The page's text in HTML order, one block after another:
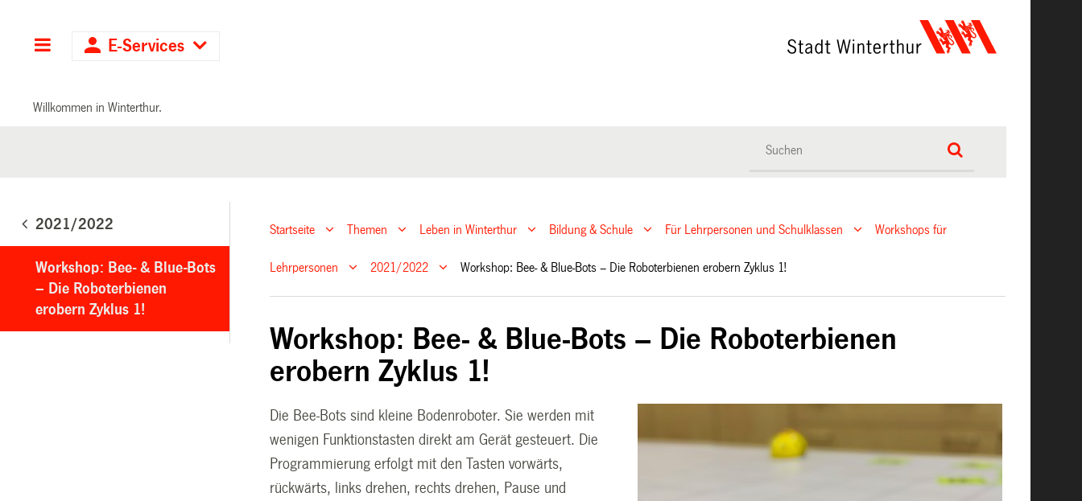
Hauptnavigation
E-Services
Willkommen in Winterthur.
2021/2022
Workshop: Bee- & Blue-Bots
– Die Roboterbienen
erobern Zyklus 1!
Startseite Themen Leben in Winterthur Bildung & Schule Für Lehrpersonen und Schulklassen Workshops für
Lehrpersonen 2021/2022 Workshop: Bee- & Blue-Bots – Die Roboterbienen erobern Zyklus 1!
Workshop: Bee- & Blue-Bots – Die Roboterbienen
erobern Zyklus 1!
Die Bee-Bots sind kleine Bodenroboter. Sie werden mit
wenigen Funktionstasten direkt am Gerät gesteuert. Die
Programmierung erfolgt mit den Tasten vorwärts,
rückwärts, links drehen, rechts drehen, Pause und